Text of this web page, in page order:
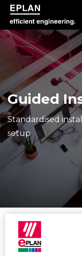
Guided
Standardised
setup